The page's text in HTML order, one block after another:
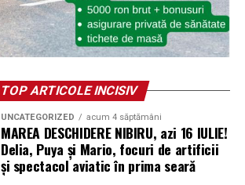
TOP ARTICOLE INCISIV
UNCATEGORIZED acum 4 săptămâni
MAREA DESCHIDERE NIBIRU, azi 16 IULIE!
Delia, Puya și Mario, focuri de artificii
și spectacol aviatic în prima seară